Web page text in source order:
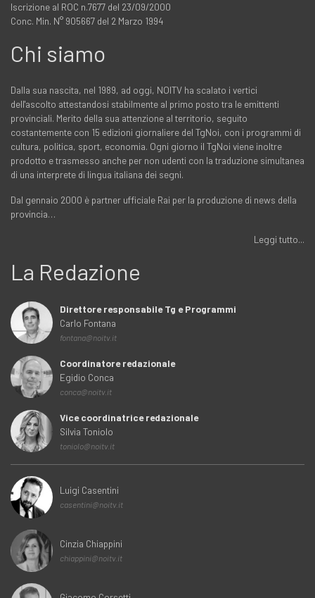
Iscrizione al ROC n.7677 del 23/09/2000
Conc. Min. N° 905667 del 2 Marzo 1994
Chi siamo
Dalla sua nascita, nel 1989, ad oggi, NOITV ha scalato i vertici
dell'ascolto attestandosi stabilmente al primo posto tra le emittenti
provinciali. Merito della sua attenzione al territorio, seguito
costantemente con 15 edizioni giornaliere del TgNoi, con i programmi di
cultura, politica, sport, economia. Ogni giorno il TgNoi viene inoltre
prodotto e trasmesso anche per non udenti con la traduzione simultanea
di una interprete di lingua italiana dei segni.
Dal gennaio 2000 è partner ufficiale Rai per la produzione di news della
provincia…
Leggi tutto...
La Redazione
Direttore responsabile Tg e Programmi
Carlo Fontana
fontana@noitv.it
Coordinatore redazionale
Egidio Conca
conca@noitv.it
Vice coordinatrice redazionale
Silvia Toniolo
toniolo@noitv.it
Luigi Casentini
casentini@noitv.it
Cinzia Chiappini
chiappini@noitv.it